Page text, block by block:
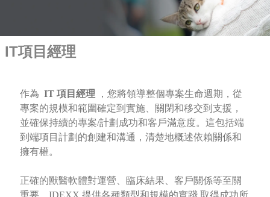
IT項目經理
作為 IT 項目經理
，您將領導整個專案生命週期，從
專案的規模和範圍確定到實施、關閉和移交到支援，
並確保持續的專案/計劃成功和客戶滿意度。這包括端
到端項目計劃的創建和溝通，清楚地概述依賴關係和
擁有權。
正確的獸醫軟體對運營、臨床結果、客戶關係等至關